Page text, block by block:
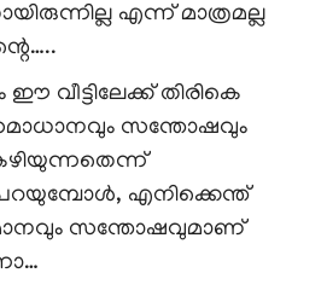
എന്ന് മാത്രമല്ല
വീട്ടിലേക്ക് തിരികെ
സന്തോഷവും
എനിക്കെന്ത്
സന്തോഷവുമാണ്